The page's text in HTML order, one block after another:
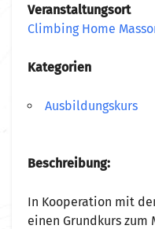
Veranstaltungsort
Climbing Home
Kategorien
Ausbildungskurs
Beschreibung:
In Kooperation mit
einen Grundkurs